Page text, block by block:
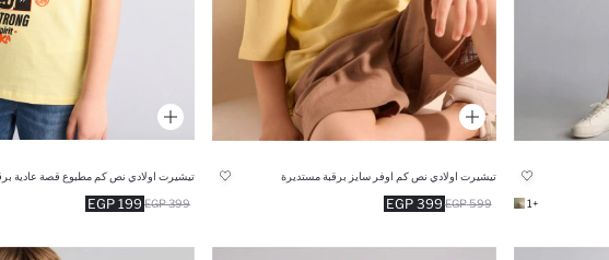
+1
تيشيرت اولادي نص كم اوفر سايز برقبة مستديرة
399 EGP 599 EGP
199 EGP 399 EGP